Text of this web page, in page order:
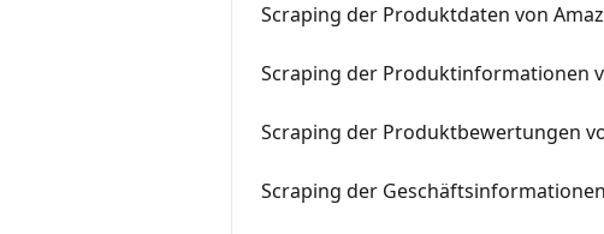
Scraping der Produktdaten von
Scraping der Produktinformationen
Scraping der Produktbewertungen
Scraping der